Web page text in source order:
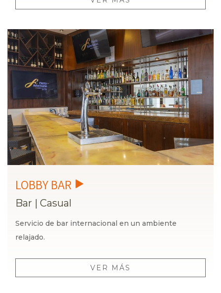
Bar | Casual
Servicio de bar internacional en un ambiente
relajado.
VER MÁS